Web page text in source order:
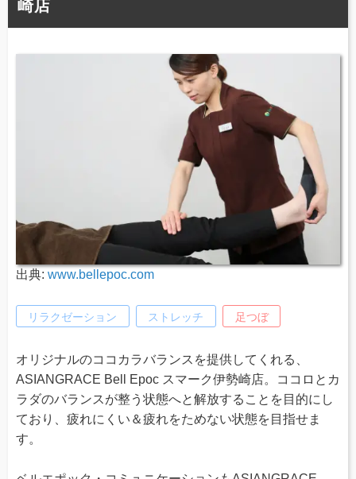
崎店
出典: www.bellepoc.com
リラクゼーション ストレッチ 足つぼ
オリジナルのココカラバランスを提供してくれる、
ASIANGRACE Bell Epoc スマーク伊勢崎店。ココロとカ
ラダのバランスが整う状態へと解放することを目的にし
ており、疲れにくい＆疲れをためない状態を目指せま
す。